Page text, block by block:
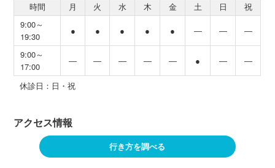
時間 月 火 水 木 金 土 日
祝
9:00～
19:30
● ● ● ● ● ― ― ―
9:00～
17:00
― ― ― ― ― ● ― ―
休診日：日・祝
アクセス情報
行き方を調べる